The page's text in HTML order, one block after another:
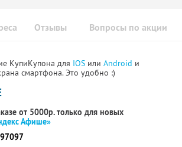
Отзывы Вопросы по акции
КупиКупона для IOS или Android и
смартфона. Это удобно :)
от 5000р. только для новых
Афише»